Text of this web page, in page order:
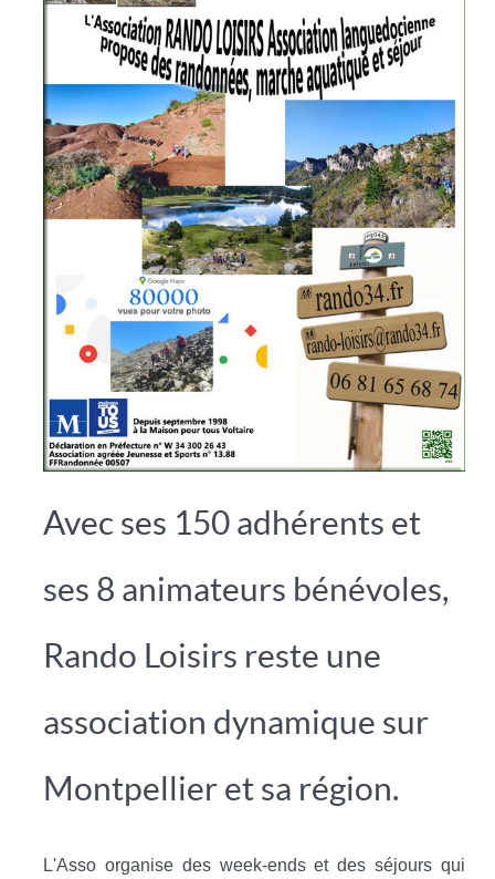
Avec ses 150 adhérents et
ses 8 animateurs bénévoles,
Rando Loisirs reste une
association dynamique sur
Montpellier et sa région.
L'Asso organise des week-ends et des séjours qui